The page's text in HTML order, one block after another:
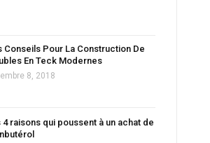
Conseils Pour La Construction De
En Teck Modernes
8, 2018
4 raisons qui poussent à un achat de